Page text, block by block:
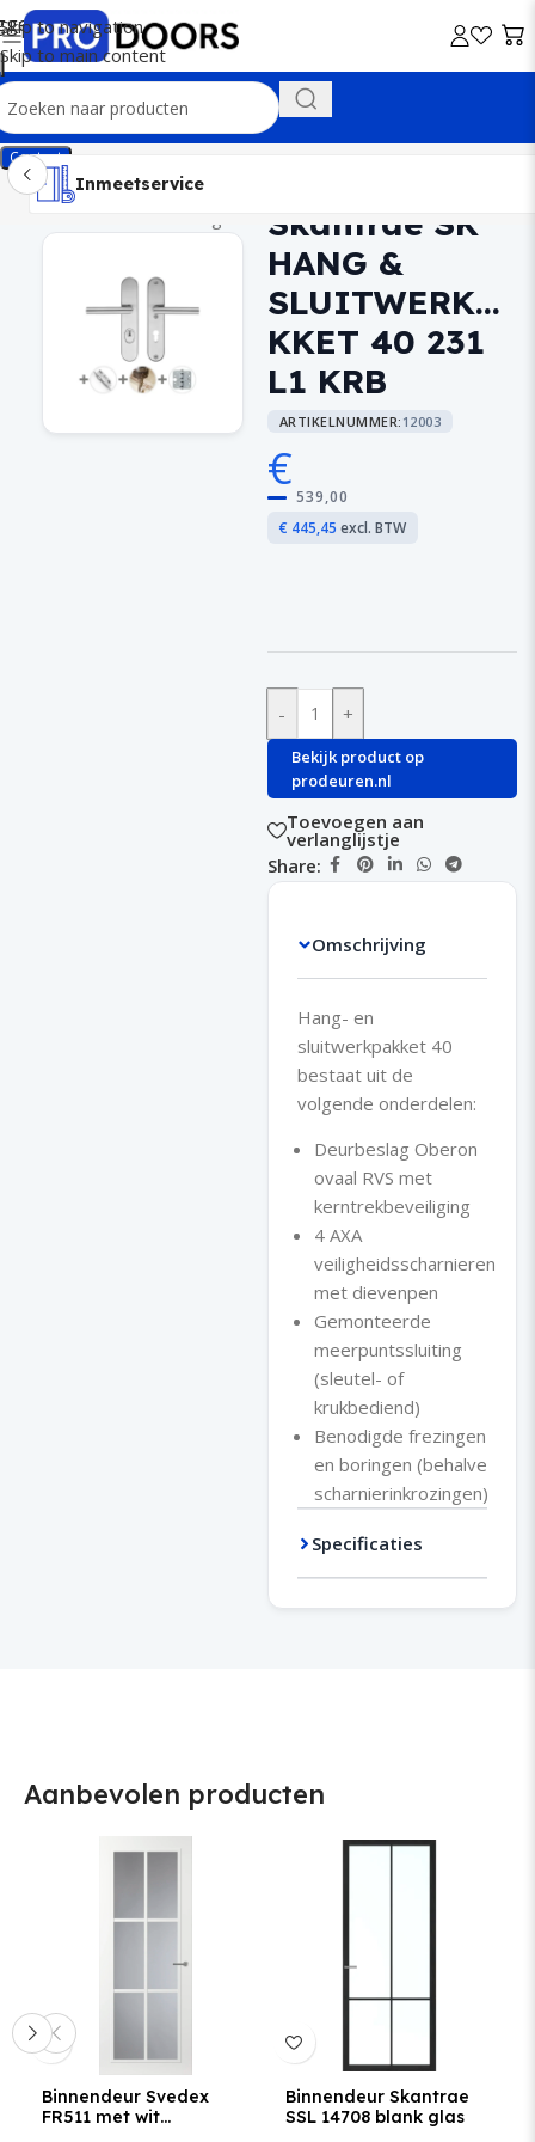
Skip to navigation
Skip to main content
Contact
Inmeetservice
Montageservice
Advies op maat
Showroom
Inmeetservice
Skantrae SK
HANG &
SLUITWERKPA
KKET 40 231
L1 KRB
ARTIKELNUMMER: 12003
€ 539,00
€ 445,45 excl. BTW
- +
Bekijk product op
prodeuren.nl
Toevoegen aan
verlanglijstje
Share:
Omschrijving
Hang- en
sluitwerkpakket 40
bestaat uit de
Deurbeslag Oberon
ovaal RVS met
kerntrekbeveiliging
4 AXA
veiligheidsscharnieren
met dievenpen
Gemonteerde
meerpuntssluiting
(sleutel- of
krukbediend)
Benodigde frezingen
en boringen (behalve
scharnierinkrozingen)
Specificaties
Aanbevolen producten
Binnendeur Svedex
FR511 met wit
Binnendeur Skantrae
SSL 14708 blank glas